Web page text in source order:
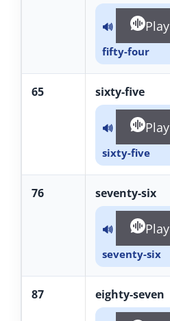
🔊 Play
fifty-four
65 sixty-five
🔊 Play
sixty-five
76 seventy-six
🔊 Play
seventy-six
87 eighty-seven